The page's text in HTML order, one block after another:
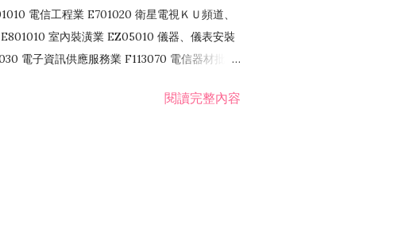
電信工程業 E701020 衛星電視ＫＵ頻道、
室內裝潢業 EZ05010 儀器、儀表安裝
電子資訊供應服務業 F113070 電信器材批發
入業
閱讀完整內容